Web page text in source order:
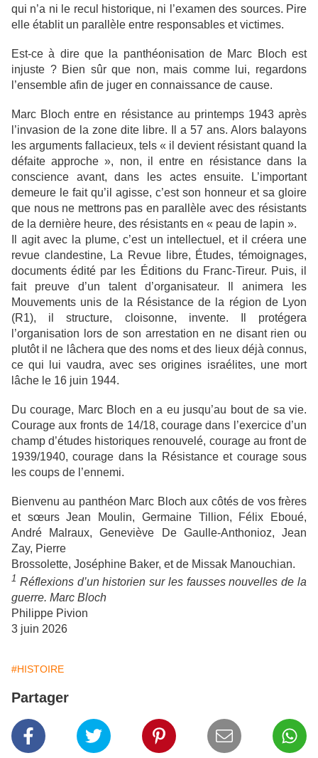
qui n’a ni le recul historique, ni l’examen des sources. Pire
elle établit un parallèle entre responsables et victimes.
Est-ce à dire que la panthéonisation de Marc Bloch est
injuste ? Bien sûr que non, mais comme lui, regardons
l’ensemble afin de juger en connaissance de cause.
Marc Bloch entre en résistance au printemps 1943 après
l’invasion de la zone dite libre. Il a 57 ans. Alors balayons
les arguments fallacieux, tels « il devient résistant quand la
défaite approche », non, il entre en résistance dans la
conscience avant, dans les actes ensuite. L’important
demeure le fait qu’il agisse, c’est son honneur et sa gloire
que nous ne mettrons pas en parallèle avec des résistants
de la dernière heure, des résistants en « peau de lapin ».
Il agit avec la plume, c’est un intellectuel, et il créera une
revue clandestine, La Revue libre, Études, témoignages,
documents édité par les Éditions du Franc-Tireur. Puis, il
fait preuve d’un talent d’organisateur. Il animera les
Mouvements unis de la Résistance de la région de Lyon
(R1), il structure, cloisonne, invente. Il protégera
l’organisation lors de son arrestation en ne disant rien ou
plutôt il ne lâchera que des noms et des lieux déjà connus,
ce qui lui vaudra, avec ses origines israélites, une mort
lâche le 16 juin 1944.
Du courage, Marc Bloch en a eu jusqu’au bout de sa vie.
Courage aux fronts de 14/18, courage dans l’exercice d’un
champ d’études historiques renouvelé, courage au front de
1939/1940, courage dans la Résistance et courage sous
les coups de l’ennemi.
Bienvenu au panthéon Marc Bloch aux côtés de vos frères
et sœurs Jean Moulin, Germaine Tillion, Félix Eboué,
André Malraux, Geneviève De Gaulle-Anthonioz, Jean
Zay, Pierre
Brossolette, Joséphine Baker, et de Missak Manouchian.
1 Réflexions d’un historien sur les fausses nouvelles de la
guerre. Marc Bloch
Philippe Pivion
3 juin 2026
#HISTOIRE
Partager